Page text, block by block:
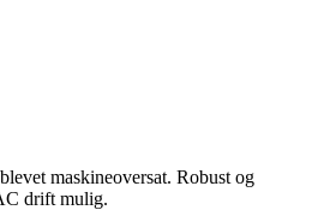
maskineoversat. Robust og
drift mulig.